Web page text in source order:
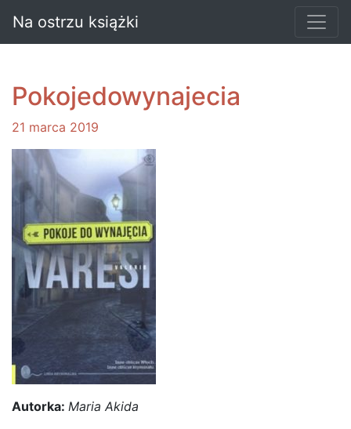
Na ostrzu książki
Pokojedowynajecia
21 marca 2019
Autorka: Maria Akida